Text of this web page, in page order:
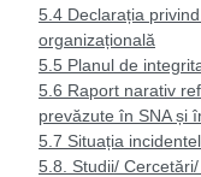
5.4 Declarația
organizațională
5.5 Planul de
5.6 Raport narativ
prevăzute în SNA și
5.7 Situația
5.8. Studii/